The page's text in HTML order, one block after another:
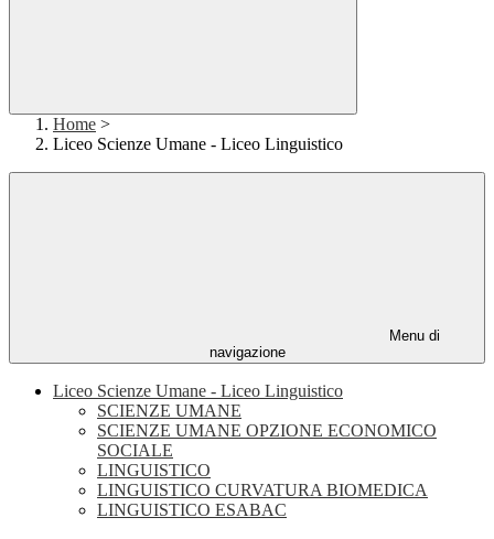
Home >
Liceo Scienze Umane - Liceo Linguistico
Menu di
navigazione
Liceo Scienze Umane - Liceo Linguistico
SCIENZE UMANE
SCIENZE UMANE OPZIONE ECONOMICO
SOCIALE
LINGUISTICO
LINGUISTICO CURVATURA BIOMEDICA
LINGUISTICO ESABAC